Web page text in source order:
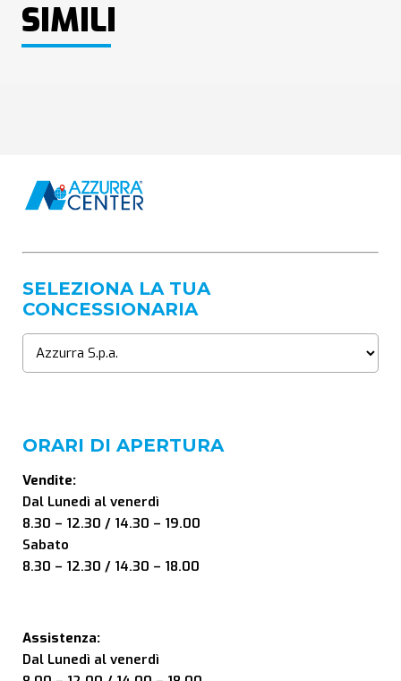
SIMILI
SELEZIONA LA TUA
CONCESSIONARIA
ORARI DI APERTURA
Vendite:
Dal Lunedì al venerdì
8.30 – 12.30 / 14.30 – 19.00
Sabato
8.30 – 12.30 / 14.30 – 18.00
Assistenza:
Dal Lunedì al venerdì